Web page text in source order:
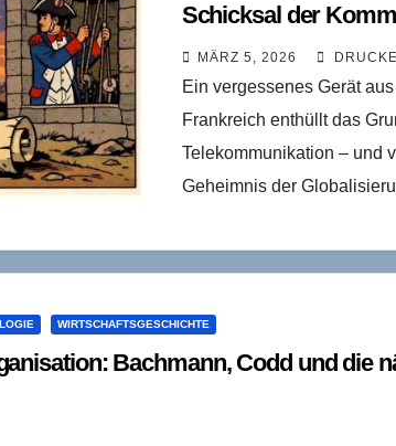
Schicksal der
MÄRZ 5, 2026
Ein vergessenes Gerät
Frankreich enthüllt das
Telekommunikation – und
Geheimnis der
Verständigung. Er…
WIRTSCHAFTSGESCHICHTE
Bachmann, Codd und die